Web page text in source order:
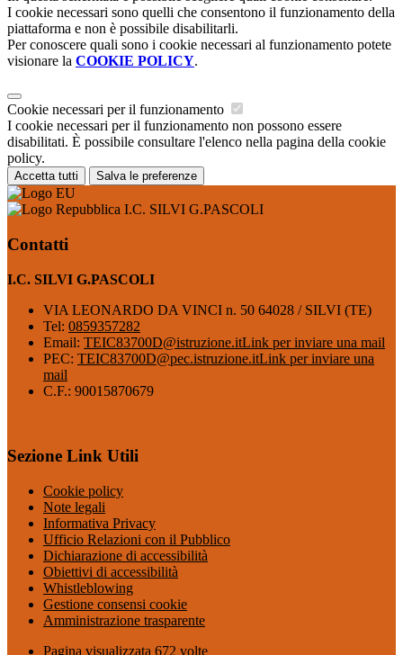
I cookie necessari sono quelli che consentono il funzionamento della
piattaforma e non è possibile disabilitarli.
Per conoscere quali sono i cookie necessari al funzionamento potete
visionare la COOKIE POLICY.
Cookie necessari per il funzionamento
I cookie necessari per il funzionamento non possono essere
disabilitati. È possibile consultare l'elenco nella pagina della cookie
policy.
Accetta tutti Salva le preferenze
I.C. SILVI G.PASCOLI
Contatti
I.C. SILVI G.PASCOLI
VIA LEONARDO DA VINCI n. 50 64028 / SILVI (TE)
Tel: 0859357282
Email: TEIC83700D@istruzione.itLink per inviare una mail
PEC: TEIC83700D@pec.istruzione.itLink per inviare una
mail
C.F.: 90015870679
Sezione Link Utili
Cookie policy
Note legali
Informativa Privacy
Ufficio Relazioni con il Pubblico
Dichiarazione di accessibilità
Obiettivi di accessibilità
Whistleblowing
Gestione consensi cookie
Amministrazione trasparente
Pagina visualizzata 672 volte